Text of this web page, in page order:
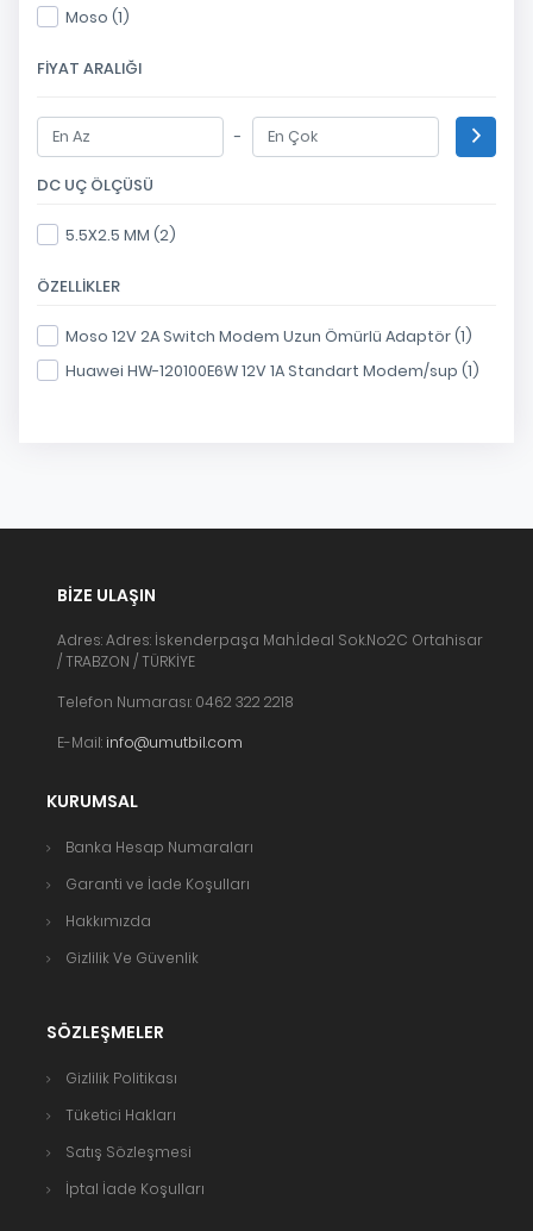
Moso (1)
FIYAT ARALIĞI
-
DC UÇ ÖLÇÜSÜ
5.5X2.5 MM (2)
ÖZELLIKLER
Moso 12V 2A Switch Modem Uzun Ömürlü Adaptör (1)
Huawei HW-120100E6W 12V 1A Standart Modem/sup (1)
BIZE ULAŞIN
Adres: Adres: İskenderpaşa Mah.İdeal Sok.No:2C Ortahisar
/ TRABZON / TÜRKİYE
Telefon Numarası: 0462 322 2218
E-Mail: info@umutbil.com
KURUMSAL
Banka Hesap Numaraları
Garanti ve İade Koşulları
Hakkımızda
Gizlilik Ve Güvenlik
SÖZLEŞMELER
Gizlilik Politikası
Tüketici Hakları
Satış Sözleşmesi
İptal İade Koşulları